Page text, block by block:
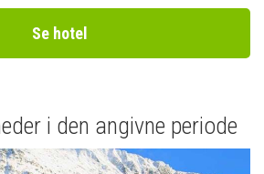
Se hotel
i den angivne periode